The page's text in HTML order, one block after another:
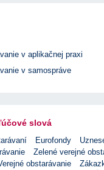
v aplikačnej praxi
v samospráve
slová
Eurofondy
Zelené verejné
obstarávanie